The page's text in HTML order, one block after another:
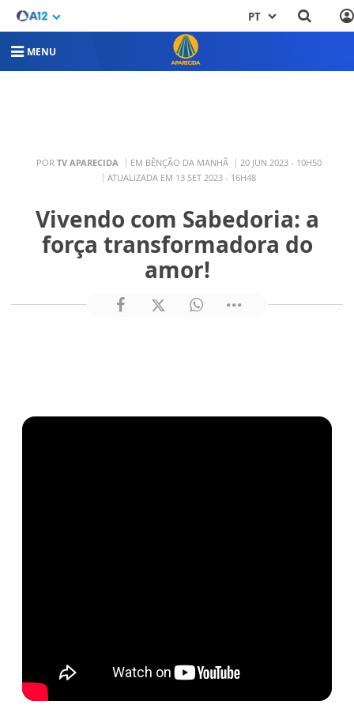
PT
MENU
POR TV APARECIDA EM BÊNÇÃO DA MANHÃ
20 JUN 2023 - 10H50
ATUALIZADA EM 13 SET 2023 - 16H48
Vivendo com Sabedoria: a
força transformadora do
amor!